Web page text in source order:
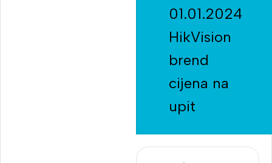
01.01.2024
HikVision
brend
cijena na
upit